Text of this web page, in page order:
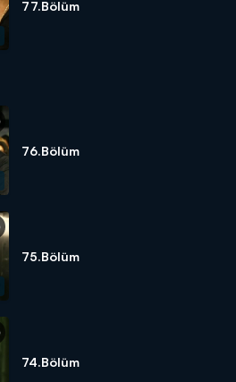
77.Bölüm
76.Bölüm
75.Bölüm
74.Bölüm